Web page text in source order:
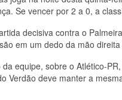
Se vencer por 2 a 0, a
decisiva contra o
em um dedo da mão
equipe, sobre o Atlético-
Verdão deve manter a